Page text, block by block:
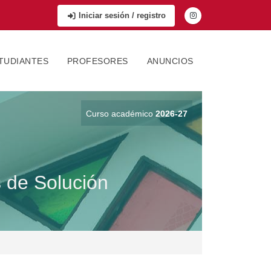
Iniciar sesión / registro
PROFESORES ANUNCIOS
Curso académico 2026-27
Solución